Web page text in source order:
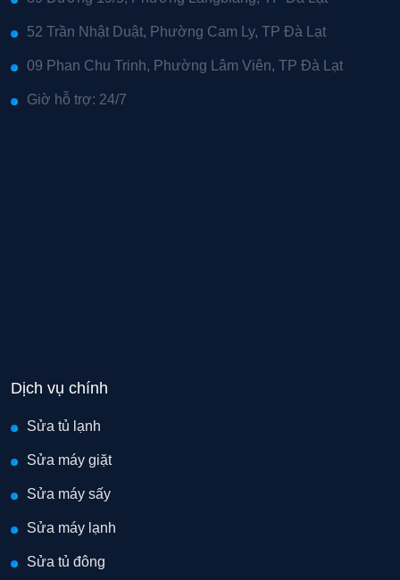
52 Trần Nhật Duật, Phường Cam Ly, TP Đà Lạt
09 Phan Chu Trinh, Phường Lâm Viên, TP Đà Lạt
Giờ hỗ trợ: 24/7
Dịch vụ chính
Sửa tủ lạnh
Sửa máy giặt
Sửa máy sấy
Sửa máy lạnh
Sửa tủ đông